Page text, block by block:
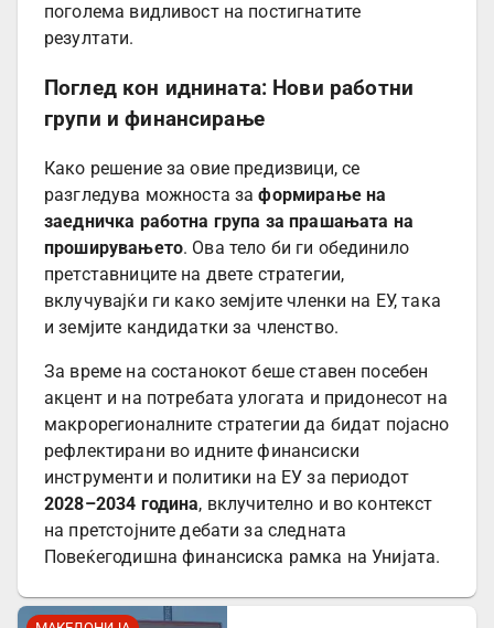
поголема видливост на постигнатите
резултати.
Поглед кон иднината: Нови работни
групи и финансирање
Како решение за овие предизвици, се
разгледува можноста заформирање на
заедничка работна група за прашањата на
проширувањето. Ова тело би ги обединило
претставниците на двете стратегии,
вклучувајќи ги како земјите членки на ЕУ, така
и земјите кандидатки за членство.
За време на состанокот беше ставен посебен
акцент и на потребата улогата и придонесот на
макрорегионалните стратегии да бидат појасно
рефлектирани во идните финансиски
инструменти и политики на ЕУ за периодот
2028–2034 година, вклучително и во контекст
на претстојните дебати за следната
Повеќегодишна финансиска рамка на Унијата.